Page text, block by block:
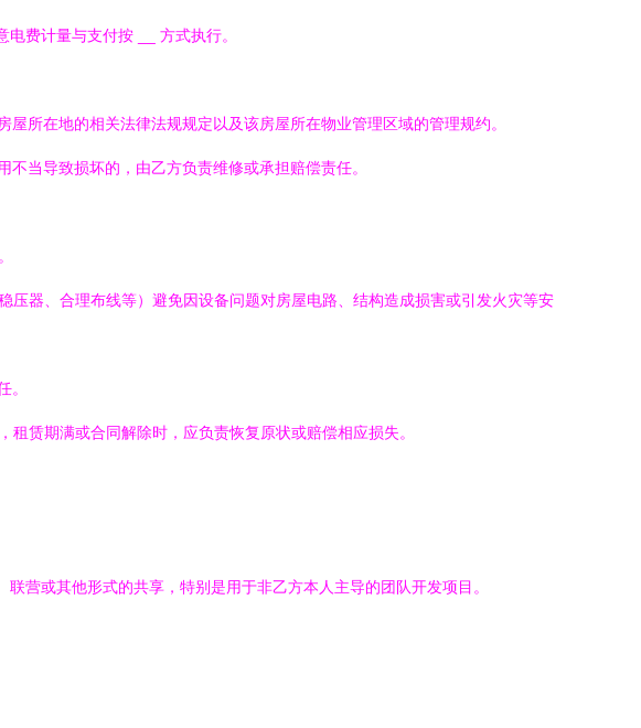
电费计量与支付按 __ 方式执行。
所在地的相关法律法规规定以及该房屋所在物业管理区域的管理规约。
当导致损坏的，由乙方负责维修或承担赔偿责任。
器、合理布线等）避免因设备问题对房屋电路、结构造成损害或引发火灾等安
。
赁期满或合同解除时，应负责恢复原状或赔偿相应损失。
营或其他形式的共享，特别是用于非乙方本人主导的团队开发项目。